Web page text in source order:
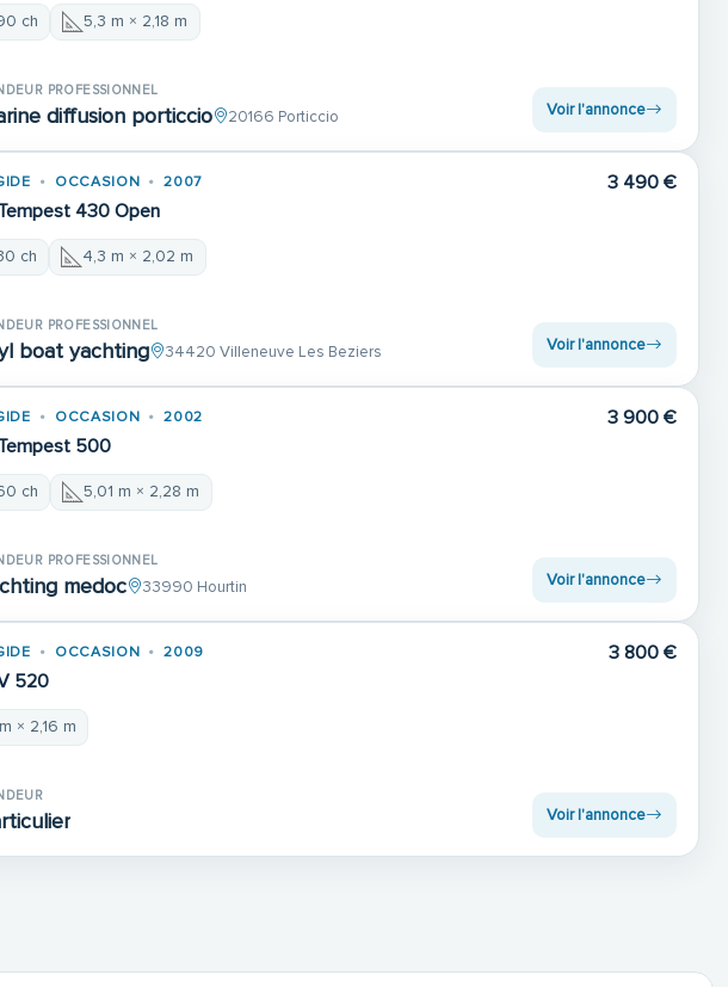
ch 5,3 m × 2,18 m
PROFESSIONNEL
diffusion porticcio 20166 Porticcio Voir l'annonce
OCCASION 2007
430 Open
3 490 €
ch 4,3 m × 2,02 m
PROFESSIONNEL
boat yachting 34420 Villeneuve Les Beziers Voir l'annonce
OCCASION 2002
500
3 900 €
ch 5,01 m × 2,28 m
PROFESSIONNEL
medoc 33990 Hourtin Voir l'annonce
OCCASION 2009
520
3 800 €
× 2,16 m
Voir l'annonce